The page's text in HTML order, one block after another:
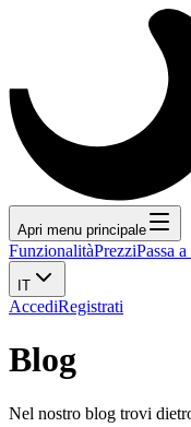
Apri menu principale
FunzionalitàPrezziPassa
IT
AccediRegistrati
Blog
Nel nostro blog trovi